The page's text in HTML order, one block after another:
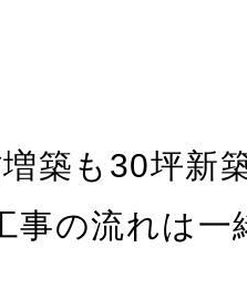
築も30坪新
事の流れは一